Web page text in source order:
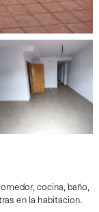
cocina, baño,
en la habitacion.